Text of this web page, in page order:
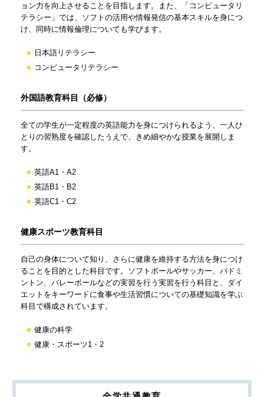
ョン力を向上させることを目指します。また、「コンピュータリ
テラシー」では、ソフトの活用や情報発信の基本スキルを身につ
け、同時に情報倫理についても学びます。
日本語リテラシー
コンピュータリテラシー
外国語教育科目（必修）
全ての学生が一定程度の英語能力を身につけられるよう、一人ひ
とりの習熟度を確認したうえで、きめ細やかな授業を展開しま
す。
英語A1・A2
英語B1・B2
英語C1・C2
健康スポーツ教育科目
自己の身体について知り、さらに健康を維持する方法を身につけ
ることを目的とした科目です。ソフトボールやサッカー、バドミ
ントン、バレーボールなどの実習を行う実習を行う科目と、ダイ
エットをキーワードに食事や生活習慣についての基礎知識を学ぶ
科目で構成されています。
健康の科学
健康・スポーツ1・2